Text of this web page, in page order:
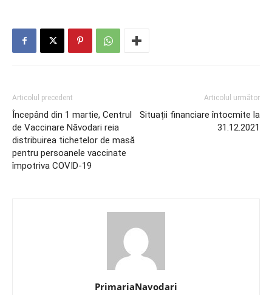
Articolul precedent
Începând din 1 martie, Centrul
de Vaccinare Năvodari reia
distribuirea tichetelor de masă
pentru persoanele vaccinate
împotriva COVID-19
Articolul următor
Situații financiare întocmite la
31.12.2021
PrimariaNavodari